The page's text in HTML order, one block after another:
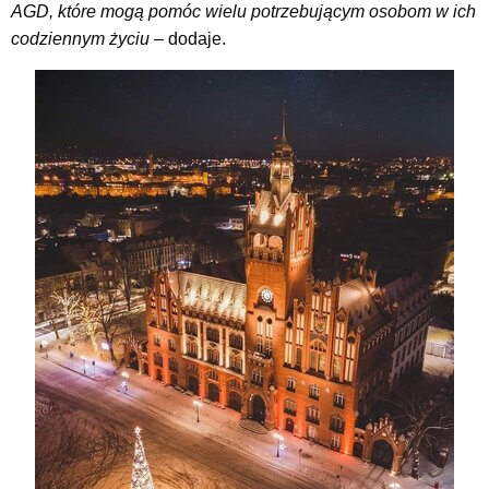
AGD, które mogą pomóc wielu potrzebującym osobom w ich
codziennym życiu – dodaje.